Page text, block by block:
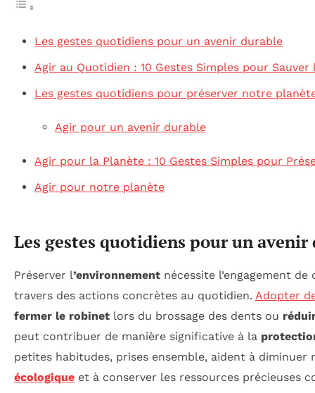
Les gestes quotidiens pour un avenir durable
Agir au Quotidien : 10 Gestes Simples pour Sauver
Les gestes quotidiens pour préserver notre
Agir pour un avenir durable
Agir pour la Planète : 10 Gestes Simples pour
Agir pour notre planète
Les gestes quotidiens pour un avenir
Préserver l’environnement nécessite l’engagement de
travers des actions concrètes au quotidien. Adopter
fermer le robinet lors du brossage des dents ou
peut contribuer de manière significative à la
petites habitudes, prises ensemble, aident à
écologique et à conserver les ressources précieuses